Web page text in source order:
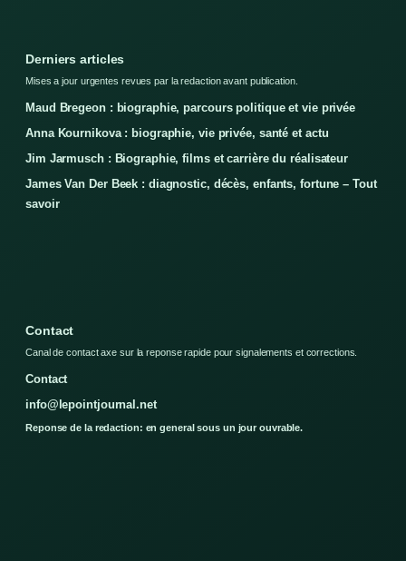
Derniers articles
Mises a jour urgentes revues par la redaction avant publication.
Maud Bregeon : biographie, parcours politique et vie privée
Anna Kournikova : biographie, vie privée, santé et actu
Jim Jarmusch : Biographie, films et carrière du réalisateur
James Van Der Beek : diagnostic, décès, enfants, fortune – Tout
savoir
Contact
Canal de contact axe sur la reponse rapide pour signalements et corrections.
Contact
info@lepointjournal.net
Reponse de la redaction: en general sous un jour ouvrable.